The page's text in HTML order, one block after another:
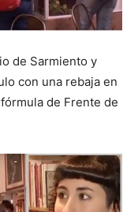
de Sarmiento y
con una rebaja en
de Frente de